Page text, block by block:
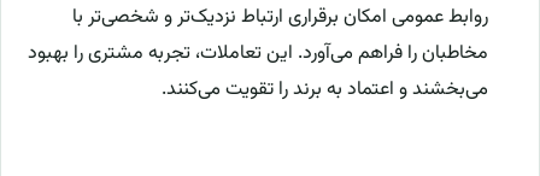
روابط عمومی امکان برقراری ارتباط نزدیک‌تر و شخصی‌تر با
مخاطبان را فراهم می‌آورد. این تعاملات، تجربه مشتری را بهبود
می‌بخشند و اعتماد به برند را تقویت می‌کنند.